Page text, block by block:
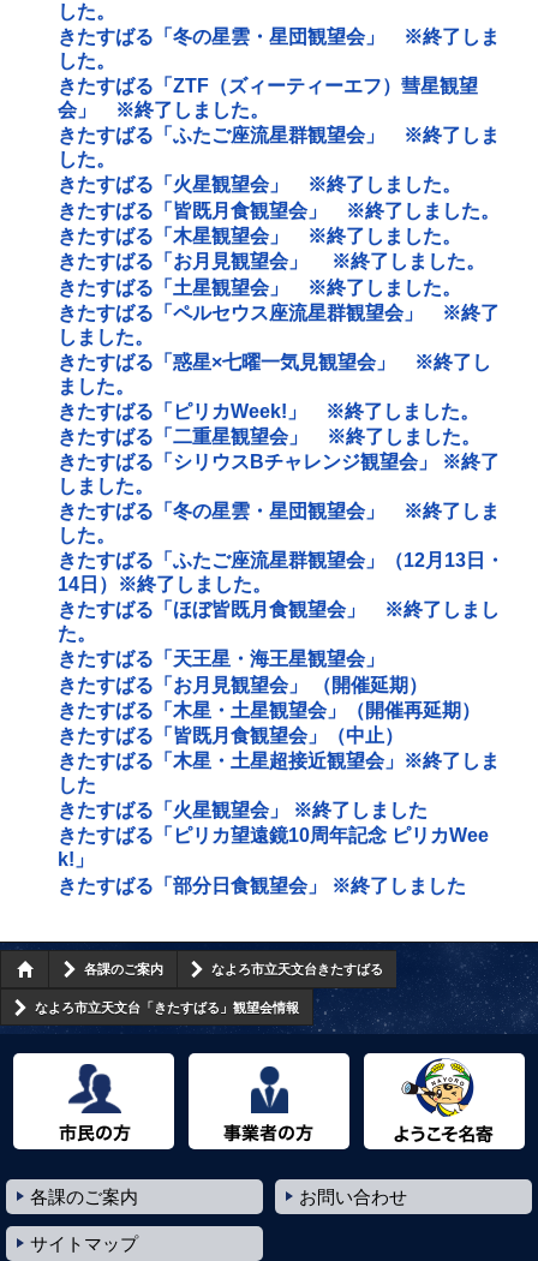
した。
きたすばる「冬の星雲・星団観望会」 ※終了しま
した。
きたすばる「ZTF（ズィーティーエフ）彗星観望
会」 ※終了しました。
きたすばる「ふたご座流星群観望会」 ※終了しま
した。
きたすばる「火星観望会」 ※終了しました。
きたすばる「皆既月食観望会」 ※終了しました。
きたすばる「木星観望会」 ※終了しました。
きたすばる「お月見観望会」 ※終了しました。
きたすばる「土星観望会」 ※終了しました。
きたすばる「ペルセウス座流星群観望会」 ※終了
しました。
きたすばる「惑星×七曜一気見観望会」 ※終了し
ました。
きたすばる「ピリカWeek!」 ※終了しました。
きたすばる「二重星観望会」 ※終了しました。
きたすばる「シリウスBチャレンジ観望会」 ※終了
しました。
きたすばる「冬の星雲・星団観望会」 ※終了しま
した。
きたすばる「ふたご座流星群観望会」（12月13日・
14日）※終了しました。
きたすばる「ほぼ皆既月食観望会」 ※終了しまし
た。
きたすばる「天王星・海王星観望会」
きたすばる「お月見観望会」 （開催延期）
きたすばる「木星・土星観望会」（開催再延期）
きたすばる「皆既月食観望会」（中止）
きたすばる「木星・土星超接近観望会」※終了しま
した
きたすばる「火星観望会」 ※終了しました
きたすばる「ピリカ望遠鏡10周年記念 ピリカWee
k!」
きたすばる「部分日食観望会」 ※終了しました
各課のご案内 なよろ市立天文台きたすばる
なよろ市立天文台「きたすばる」観望会情報
各課のご案内 お問い合わせ
サイトマップ